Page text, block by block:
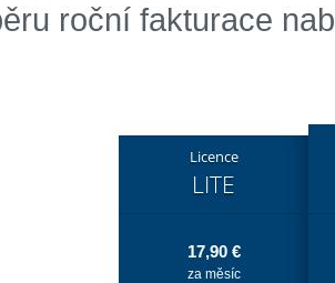
roční fakturace
Licence
LITE
17,90 €
za měsíc